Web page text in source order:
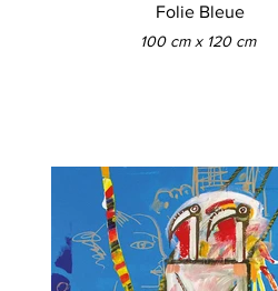
Folie Bleue
100 cm x 120 cm